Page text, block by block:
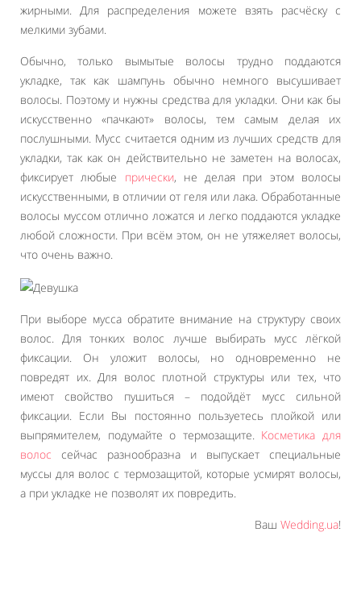
жирными. Для распределения можете взять расчёску с
мелкими зубами.
Обычно, только вымытые волосы трудно поддаются
укладке, так как шампунь обычно немного высушивает
волосы. Поэтому и нужны средства для укладки. Они как бы
искусственно «пачкают» волосы, тем самым делая их
послушными. Мусс считается одним из лучших средств для
укладки, так как он действительно не заметен на волосах,
фиксирует любые прически, не делая при этом волосы
искусственными, в отличии от геля или лака. Обработанные
волосы муссом отлично ложатся и легко поддаются укладке
любой сложности. При всём этом, он не утяжеляет волосы,
что очень важно.
При выборе мусса обратите внимание на структуру своих
волос. Для тонких волос лучше выбирать мусс лёгкой
фиксации. Он уложит волосы, но одновременно не
повредят их. Для волос плотной структуры или тех, что
имеют свойство пушиться – подойдёт мусс сильной
фиксации. Если Вы постоянно пользуетесь плойкой или
выпрямителем, подумайте о термозащите. Косметика для
волос сейчас разнообразна и выпускает специальные
муссы для волос с термозащитой, которые усмирят волосы,
а при укладке не позволят их повредить.
Ваш Wedding.ua!